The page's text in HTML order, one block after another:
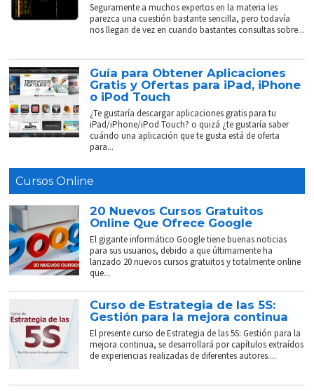
Seguramente a muchos expertos en la materia les
parezca una cuestión bastante sencilla, pero todavía
nos llegan de vez en cuando bastantes consultas sobre...
Guía para Obtener Aplicaciones
Gratis y Ofertas para iPad, iPhone
o iPod Touch
¿Te gustaría descargar aplicaciones gratis para tu
iPad/iPhone/iPod Touch? o quizá ¿te gustaría saber
cuándo una aplicación que te gusta está de oferta
para...
Cursos Online
20 Nuevos Cursos Gratuitos
Online Que Ofrece Google
El gigante informático Google tiene buenas noticias
para sus usuarios, debido a que últimamente ha
lanzado 20 nuevos cursos gratuitos y totalmente online
que...
Curso de Estrategia de las 5S:
Gestión para la mejora continua
El presente curso de Estrategia de las 5S: Gestión para la
mejora continua, se desarrollará por capítulos extraídos
de experiencias realizadas de diferentes autores....